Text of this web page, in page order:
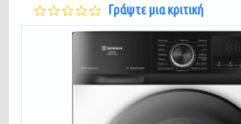
0.0
star
rating
Γράψτε μια κριτική